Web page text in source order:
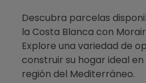
Testimonios
Conócenos
Blog
Descubra parcelas
la Costa Blanca con
Explore una variedad de
construir su hogar ideal
región del Mediterráneo.